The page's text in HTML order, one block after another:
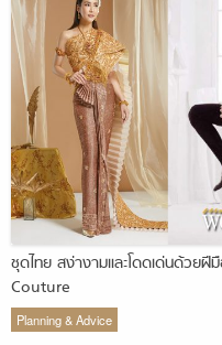
ชุดไทย สง่างามและโดดเด่นด้วยฝี
Couture
Planning & Advice